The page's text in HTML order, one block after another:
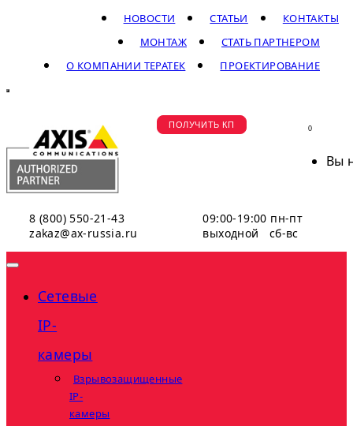
КОНТАКТЫ
СТАТЬИ
НОВОСТИ
СТАТЬ ПАРТНЕРОМ
МОНТАЖ
ПРОЕКТИРОВАНИЕ
О КОМПАНИИ ТЕРАТЕК
8 (800) 550-21-43
zakaz@ax-russia.ru
09:00-19:00 пн-пт
выходной сб-вс
ПОЛУЧИТЬ КП 0
Вы
Сетевые
IP-
камеры
Взрывозащищенные
IP-
камеры